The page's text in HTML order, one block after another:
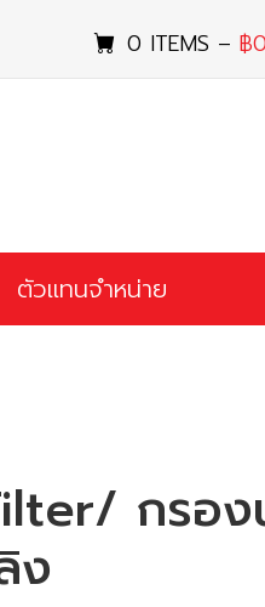
0 ITEMS – ฿
ตัวแทนจำหน่าย
กรอง
ง